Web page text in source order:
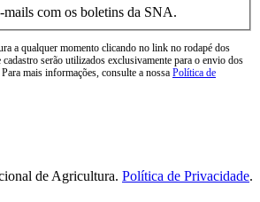
mails com os boletins da SNA.
a qualquer momento clicando no link no rodapé dos
serão utilizados exclusivamente para o envio dos
mais informações, consulte a nossa Política de
de Agricultura. Política de Privacidade.